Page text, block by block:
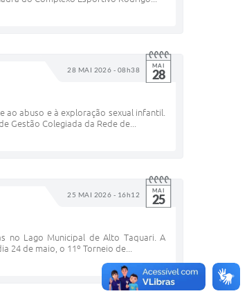
28 MAI 2026 - 08h38 MAI
28
abuso e à exploração sexual infantil.
Gestão Colegiada da Rede de...
25 MAI 2026 - 16h12 MAI
25
no Lago Municipal de Alto Taquari. A
de maio, o 11º Torneio de...